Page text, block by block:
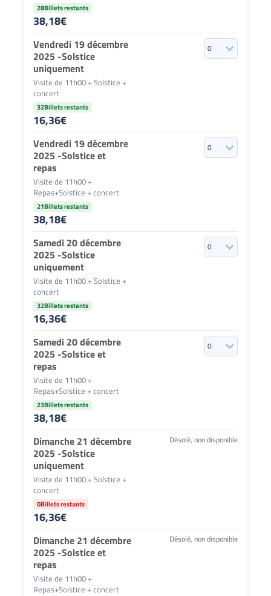
28Billets restants
38,18€
Vendredi 19 décembre
2025 -Solstice
uniquement
Visite de 11h00 + Solstice +
concert
32Billets restants
16,36€
Vendredi 19 décembre
2025 -Solstice et
repas
Visite de 11h00 +
Repas+Solstice + concert
21Billets restants
38,18€
Samedi 20 décembre
2025 -Solstice
uniquement
Visite de 11h00 + Solstice +
concert
32Billets restants
16,36€
Samedi 20 décembre
2025 -Solstice et
repas
Visite de 11h00 +
Repas+Solstice + concert
23Billets restants
38,18€
Dimanche 21 décembre
2025 -Solstice
uniquement
Visite de 11h00 + Solstice +
concert
0Billets restants
Désolé, non disponible
16,36€
Dimanche 21 décembre
2025 -Solstice et
repas
Visite de 11h00 +
Repas+Solstice + concert
Désolé, non disponible